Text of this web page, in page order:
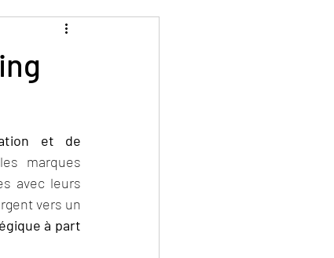
et de
marques
avec leurs
vers un
à part